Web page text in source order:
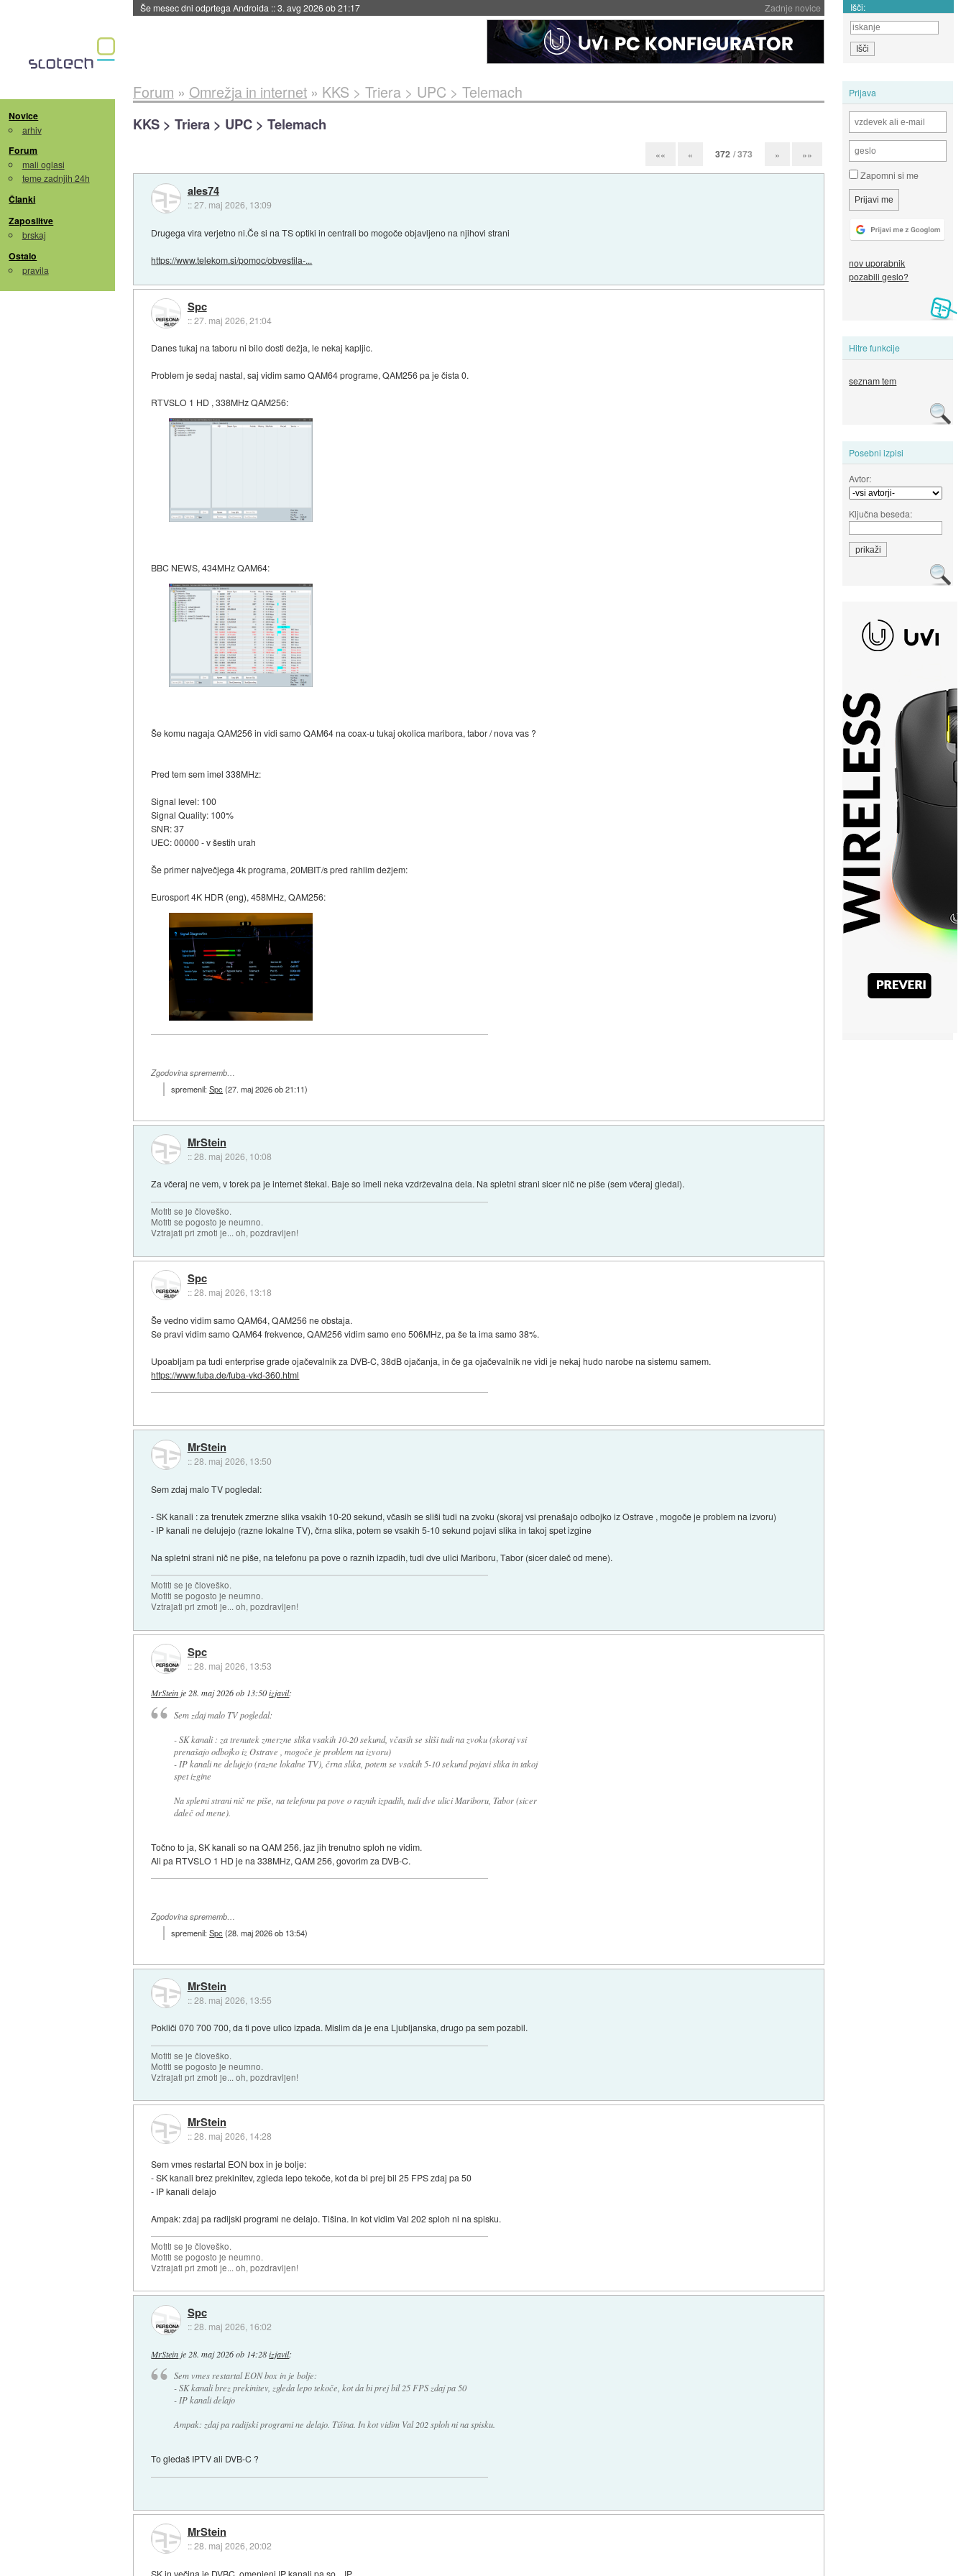
Zadnje novice
Še mesec dni odprtega Androida ::3. avg 2026 ob 21:17 Išči:
Novice
arhiv
Forum
mali oglasi
teme zadnjih 24h
Članki
Zaposlitve
brskaj
Ostalo
pravila
Prijava
Zapomni si me
nov uporabnik
pozabili geslo?
Hitre funkcije
seznam tem
Posebni izpisi
Avtor:
Ključna beseda:
Forum » Omrežja in internet» KKS > Triera > UPC > Telemach
KKS > Triera > UPC > Telemach
«« « 372 / 373 » »»
ales74
::27. maj 2026, 13:09
Drugega vira verjetno ni.Če si na TS optiki in centrali bo mogoče objavljeno na njihovi strani
https://www.telekom.si/pomoc/obvestila-...
Spc
::27. maj 2026, 21:04
Danes tukaj na taboru ni bilo dosti dežja, le nekaj kapljic.
Problem je sedaj nastal, saj vidim samo QAM64 programe, QAM256 pa je čista 0.
RTVSLO 1 HD , 338MHz QAM256:
BBC NEWS, 434MHz QAM64:
Še komu nagaja QAM256 in vidi samo QAM64 na coax-u tukaj okolica maribora, tabor / nova vas ?
Pred tem sem imel 338MHz:
Signal level: 100
Signal Quality: 100%
SNR: 37
UEC: 00000 - v šestih urah
Še primer največjega 4k programa, 20MBIT/s pred rahlim dežjem:
Eurosport 4K HDR (eng), 458MHz, QAM256:
Zgodovina sprememb…
spremenil:Spc(27. maj 2026 ob 21:11)
MrStein
::28. maj 2026, 10:08
Za včeraj ne vem, v torek pa je internet štekal. Baje so imeli neka vzdrževalna dela. Na spletni strani sicer nič ne piše (sem včeraj gledal).
Motiti se je človeško.
Motiti se pogosto je neumno.
Vztrajati pri zmoti je... oh, pozdravljen!
Spc
::28. maj 2026, 13:18
Še vedno vidim samo QAM64, QAM256 ne obstaja.
Se pravi vidim samo QAM64 frekvence, QAM256 vidim samo eno 506MHz, pa še ta ima samo 38%.
Upoabljam pa tudi enterprise grade ojačevalnik za DVB-C, 38dB ojačanja, in če ga ojačevalnik ne vidi je nekaj hudo narobe na sistemu samem.
https://www.fuba.de/fuba-vkd-360.html
MrStein
::28. maj 2026, 13:50
Sem zdaj malo TV pogledal:
- SK kanali : za trenutek zmerzne slika vsakih 10-20 sekund, včasih se sliši tudi na zvoku (skoraj vsi prenašajo odbojko iz Ostrave , mogoče je problem na izvoru)
- IP kanali ne delujejo (razne lokalne TV), črna slika, potem se vsakih 5-10 sekund pojavi slika in takoj spet izgine
Na spletni strani nič ne piše, na telefonu pa pove o raznih izpadih, tudi dve ulici Mariboru, Tabor (sicer daleč od mene).
Motiti se je človeško.
Motiti se pogosto je neumno.
Vztrajati pri zmoti je... oh, pozdravljen!
Spc
::28. maj 2026, 13:53
MrSteinje28. maj 2026 ob 13:50 izjavil:
Sem zdaj malo TV pogledal:
- SK kanali : za trenutek zmerzne slika vsakih 10-20 sekund, včasih se sliši tudi na zvoku (skoraj vsi
prenašajo odbojko iz Ostrave , mogoče je problem na izvoru)
- IP kanali ne delujejo (razne lokalne TV), črna slika, potem se vsakih 5-10 sekund pojavi slika in takoj
spet izgine
Na spletni strani nič ne piše, na telefonu pa pove o raznih izpadih, tudi dve ulici Mariboru, Tabor (sicer
daleč od mene).
Točno to ja, SK kanali so na QAM 256, jaz jih trenutno sploh ne vidim.
Ali pa RTVSLO 1 HD je na 338MHz, QAM 256, govorim za DVB-C.
Zgodovina sprememb…
spremenil:Spc(28. maj 2026 ob 13:54)
MrStein
::28. maj 2026, 13:55
Pokliči 070 700 700, da ti pove ulico izpada. Mislim da je ena Ljubljanska, drugo pa sem pozabil.
Motiti se je človeško.
Motiti se pogosto je neumno.
Vztrajati pri zmoti je... oh, pozdravljen!
MrStein
::28. maj 2026, 14:28
Sem vmes restartal EON box in je bolje:
- SK kanali brez prekinitev, zgleda lepo tekoče, kot da bi prej bil 25 FPS zdaj pa 50
- IP kanali delajo
Ampak: zdaj pa radijski programi ne delajo. Tišina. In kot vidim Val 202 sploh ni na spisku.
Motiti se je človeško.
Motiti se pogosto je neumno.
Vztrajati pri zmoti je... oh, pozdravljen!
Spc
::28. maj 2026, 16:02
MrStein je 28. maj 2026 ob 14:28 izjavil:
Sem vmes restartal EON box in je bolje:
- SK kanali brez prekinitev, zgleda lepo tekoče, kot da bi prej bil 25 FPS zdaj pa 50
- IP kanali delajo
Ampak: zdaj pa radijski programi ne delajo. Tišina. In kot vidim Val 202 sploh ni na spisku.
To gledaš IPTV ali DVB-C ?
MrStein
::28. maj 2026, 20:02
SK in večina je DVBC, omenjeni IP kanali pa so... IP.